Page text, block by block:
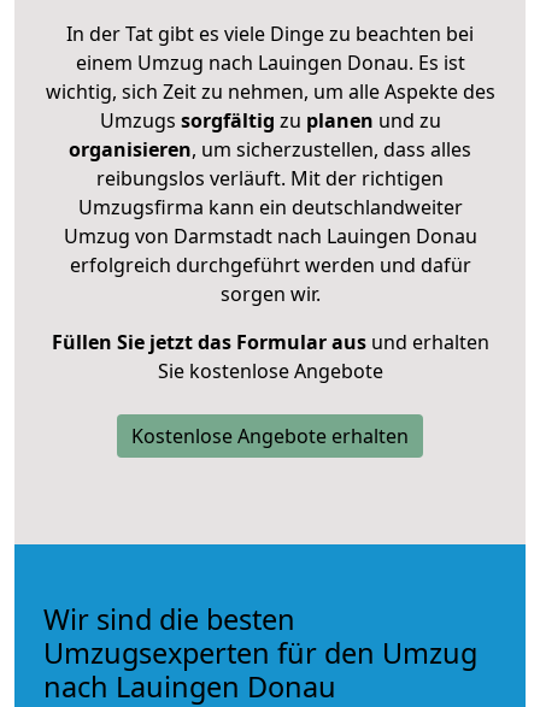
In der Tat gibt es viele Dinge zu beachten bei
einem Umzug nach Lauingen Donau. Es ist
wichtig, sich Zeit zu nehmen, um alle Aspekte des
Umzugs sorgfältig zu planen und zu
organisieren, um sicherzustellen, dass alles
reibungslos verläuft. Mit der richtigen
Umzugsfirma kann ein deutschlandweiter
Umzug von Darmstadt nach Lauingen Donau
erfolgreich durchgeführt werden und dafür
sorgen wir.
Füllen Sie jetzt das Formular ausund erhalten
Sie kostenlose Angebote
Kostenlose Angebote erhalten
Wir sind die besten
Umzugsexperten für den Umzug
nach Lauingen Donau